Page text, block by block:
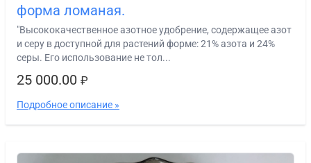
форма ломаная.
"Высококачественное азотное удобрение, содержащее азот
и серу в доступной для растений форме: 21% азота и 24%
серы. Его использование не тол...
25 000.00 ₽
Подробное описание »